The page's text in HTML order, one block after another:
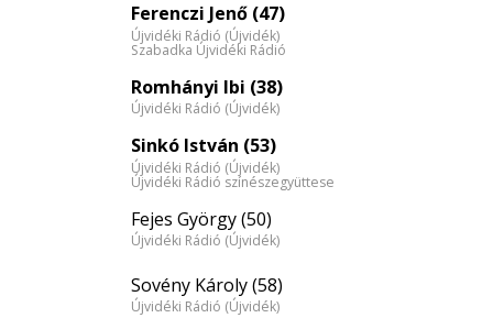
eloszlás
nagyítása
Ferenczi Jenő (47)
Újvidéki Rádió (Újvidék)
Szabadka Újvidéki Rádió
Romhányi Ibi (38)
Újvidéki Rádió (Újvidék)
Sinkó István (53)
Újvidéki Rádió (Újvidék)
Újvidéki Rádió színészegyüttese
Fejes György (50)
Újvidéki Rádió (Újvidék)
Sovény Károly (58)
Újvidéki Rádió (Újvidék)